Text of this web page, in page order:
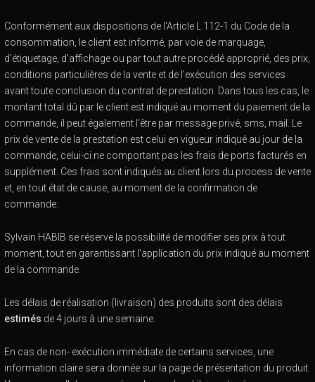
Conformément aux dispositions de l'Article L.112-1 du Code de la
consommation, le client est informé, par voie de marquage,
d'étiquetage, d'affichage ou par tout autre procédé approprié, des prix,
conditions particulières de la vente et de l'exécution des services
avant toute conclusion du contrat de prestation. Dans tous les cas, le
montant total dû par le client est indiqué au moment du paiement de la
commande, il peut également l'être par message privé, sms, mail. Le
prix de vente de la prestation est celui en vigueur indiqué au jour de la
commande, celui-ci ne comportant pas les frais de ports facturés en
supplément. Ces frais sont indiqués au client lors du process de vente
et, en tout état de cause, au moment de la confirmation de
commande.
Sylvain HABIB se réserve la possibilité de modifier ses prix à tout
moment, tout en garantissant l'application du prix indiqué au moment
de la commande.
Les délais de réalisation (livraison) des produits sont des délais
estimés de 4 jours à une semaine.
En cas de non- exécution immédiate de certains services, une
information claire sera donnée sur la page de présentation du produit.